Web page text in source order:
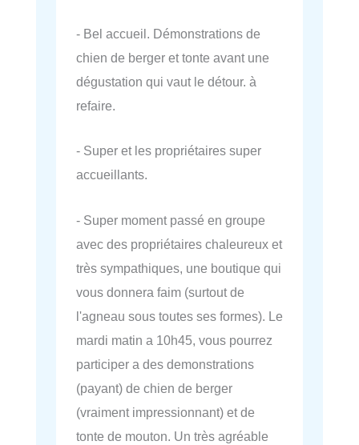
- Bel accueil. Démonstrations de
chien de berger et tonte avant une
dégustation qui vaut le détour. à
refaire.
- Super et les propriétaires super
accueillants.
- Super moment passé en groupe
avec des propriétaires chaleureux et
très sympathiques, une boutique qui
vous donnera faim (surtout de
l'agneau sous toutes ses formes). Le
mardi matin a 10h45, vous pourrez
participer a des demonstrations
(payant) de chien de berger
(vraiment impressionnant) et de
tonte de mouton. Un très agréable